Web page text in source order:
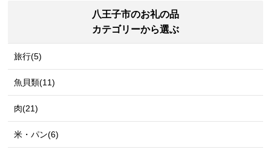
八王子市のお礼の品
カテゴリーから選ぶ
旅行(5)
魚貝類(11)
肉(21)
米・パン(6)